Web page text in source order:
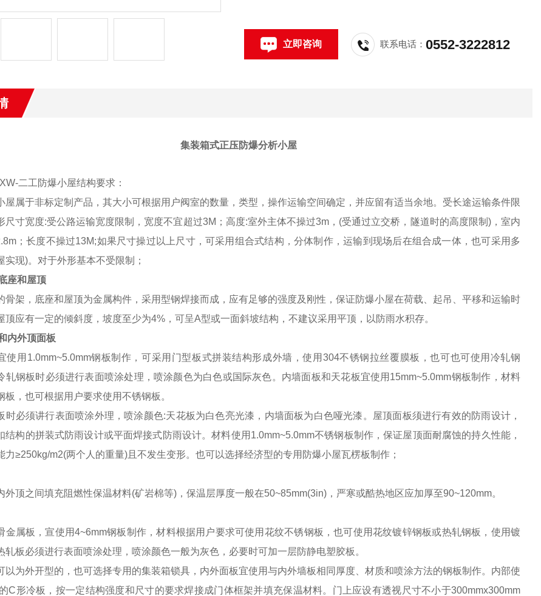
立即咨询 联系电话：0552-3222812
集装箱式正压防爆分析小屋
二工防爆小屋结构要求：
屋属于非标定制产品，其大小可根据用户阀室的数量，类型，操作运输空间确定，并应留有适当余地。受长途运输条件限
尺寸宽度:受公路运输宽度限制，宽度不宜超过3M；高度:室外主体不操过3m，(受通过立交桥，隧道时的高度限制)，室内
；长度不操过13M;如果尺寸操过以上尺寸，可采用组合式结构，分体制作，运输到现场后在组合成一体，也可采用多
实现)。对于外形基本不受限制；
座和屋顶
骨架，底座和屋顶为金属构件，采用型钢焊接而成，应有足够的强度及刚性，保证防爆小屋在荷载、起吊、平移和运输时
顶应有一定的倾斜度，坡度至少为4%，可呈A型或一面斜坡结构，不建议采用平顶，以防雨水积存。
内外顶面板
使用1.0mm~5.0mm钢板制作，可采用门型板式拼装结构形成外墙，使用304不锈钢拉丝覆膜板，也可也可使用冷轧钢
轧钢板时必须进行表面喷涂处理，喷涂颜色为白色或国际灰色。内墙面板和天花板宜使用15mm~5.0mm钢板制作，材料
板，也可根据用户要求使用不锈钢板。
时必须讲行表面喷涂外理，喷涂颜色:天花板为白色亮光漆，内墙面板为白色哑光漆。屋顶面板须进行有效的防雨设计，
结构的拼装式防雨设计或平面焊接式防雨设计。材料使用1.0mm~5.0mm不锈钢板制作，保证屋顶面耐腐蚀的持久性能，
力≥250kg/m2(两个人的重量)且不发生变形。也可以选择经济型的专用防爆小屋瓦楞板制作；
外顶之间填充阻燃性保温材料(矿岩棉等)，保温层厚度一般在50~85mm(3in)，严寒或酷热地区应加厚至90~120mm。
金属板，宣使用4~6mm钢板制作，材料根据用户要求可使用花纹不锈钢板，也可使用花纹镀锌钢板或热轧钢板，使用镀
轧板必须进行表面喷涂处理，喷涂颜色一般为灰色，必要时可加一层防静电塑胶板。
以为外开型的，也可选择专用的集装箱锁具，内外面板宜使用与内外墙板相同厚度、材质和喷涂方法的钢板制作。内部使
C形冷板，按一定结构强度和尺寸的要求焊接成门体框架并填充保温材料。门上应设有透视尺寸不小于300mmx300mm